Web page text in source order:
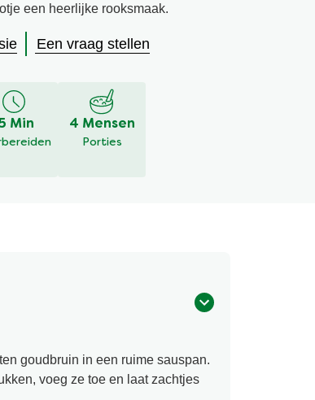
een heerlijke rooksmaak.
Een vraag stellen
Min 4 Mensen
Porties
goudbruin in een ruime sauspan.
voeg ze toe en laat zachtjes